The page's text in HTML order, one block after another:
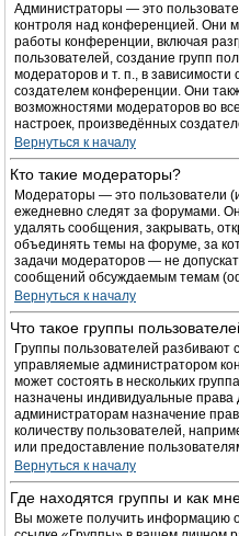
Администраторы — это
контроля над конференцией. Они
работы конференции, включая
пользователей, создание групп
модераторов и т. п., в
создателем конференции. Они
возможностями модераторов во
настроек, произведённых
Вернуться к началу
Кто такие модераторы?
Модераторы — это пользователи
ежедневно следят за форумами.
удалять сообщения, закрывать,
объединять темы на форуме, за
задачи модераторов — не
сообщений обсуждаемым темам
Вернуться к началу
Что такое группы
Группы пользователей разбивают
управляемые администратором
может состоять в нескольких
назначены индивидуальные права
администраторам назначение
количеству пользователей,
или предоставление
Вернуться к началу
Где находятся группы и как
Вы можете получить информацию